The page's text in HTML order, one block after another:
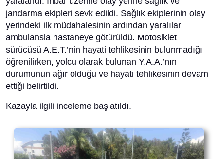
jandarma ekipleri sevk edildi. Sağlık ekiplerinin olay
yerindeki ilk müdahalesinin ardından yaralılar
ambulansla hastaneye götürüldü. Motosiklet
sürücüsü A.E.T.’nin hayati tehlikesinin bulunmadığı
öğrenilirken, yolcu olarak bulunan Y.A.A.’nın
durumunun ağır olduğu ve hayati tehlikesinin devam
ettiği belirtildi.
Kazayla ilgili inceleme başlatıldı.